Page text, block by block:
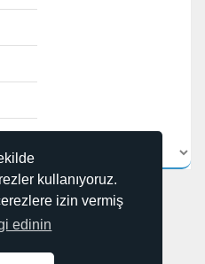
kullanıyoruz.
izin vermiş
edinin
kayıtlar gösteriliyor